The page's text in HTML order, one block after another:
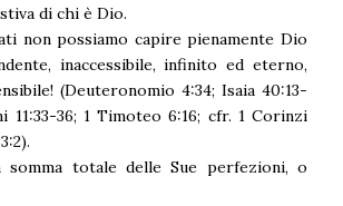
di chi è Dio.
non possiamo capire pienamente Dio
inaccessibile, infinito ed eterno,
(Deuteronomio 4:34; Isaia 40:13-
11:33-36; 1 Timoteo 6:16; cfr. 1 Corinzi
totale delle Sue perfezioni, o